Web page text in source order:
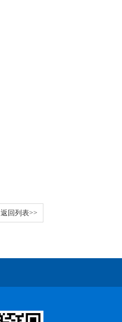
返回列表>>